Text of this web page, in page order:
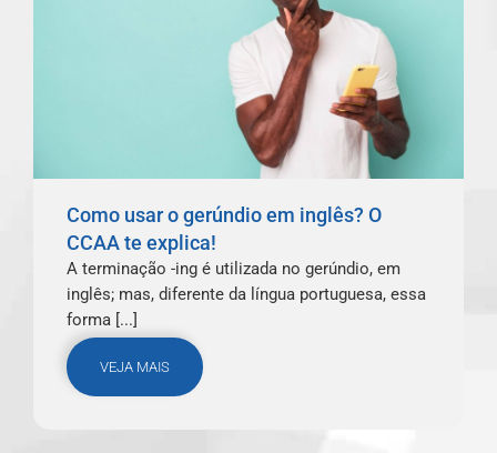
Como usar o gerúndio em inglês? O
CCAA te explica!
A terminação -ing é utilizada no gerúndio, em
inglês; mas, diferente da língua portuguesa, essa
forma [...]
VEJA MAIS